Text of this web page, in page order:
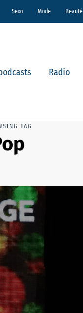
Sexo Mode Beauté
Radio
TAG